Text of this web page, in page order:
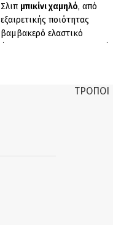
Σλιπ μπικίνι χαμηλό, από
εξαιρετικής ποιότητας
βαμβακερό ελαστικό
κόκκινο λάστιχο, κοραλί